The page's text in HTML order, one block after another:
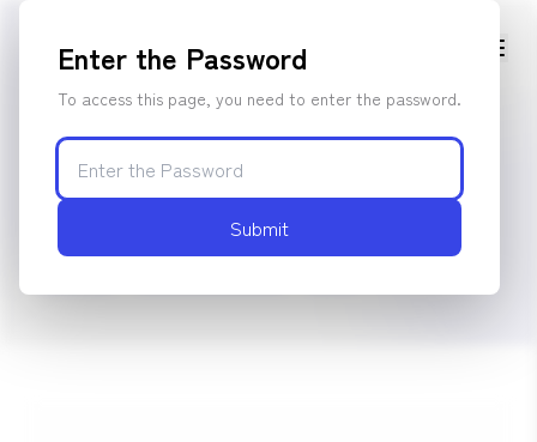
Enter the Password
To access this page, you need to enter the password.
Submit
TikTok LIVE｜動画広告素材制作・広